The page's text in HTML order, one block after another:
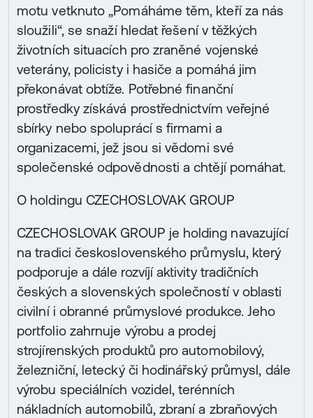
motu vetknuto „Pomáháme těm, kteří za nás
sloužili“, se snaží hledat řešení v těžkých
životních situacích pro zraněné vojenské
veterány, policisty i hasiče a pomáhá jim
překonávat obtíže. Potřebné finanční
prostředky získává prostřednictvím veřejné
sbírky nebo spoluprácí s firmami a
organizacemi, jež jsou si vědomi své
společenské odpovědnosti a chtějí pomáhat.
O holdingu CZECHOSLOVAK GROUP
CZECHOSLOVAK GROUP je holding navazující
na tradici československého průmyslu, který
podporuje a dále rozvíjí aktivity tradičních
českých a slovenských společností v oblasti
civilní i obranné průmyslové produkce. Jeho
portfolio zahrnuje výrobu a prodej
strojírenských produktů pro automobilový,
železniční, letecký či hodinářský průmysl, dále
výrobu speciálních vozidel, terénních
nákladních automobilů, zbraní a zbraňových